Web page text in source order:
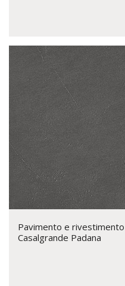
Pavimento e
Casalgrande Padana